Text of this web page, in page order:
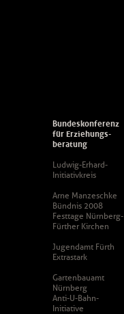
Bundeskonferenz
für Erziehungs-
beratung
Ludwig-Erhard-
Initiativkreis
Arne Manzeschke
Bündnis 2008
Festtage Nürnberg-
Fürther Kirchen
Jugendamt Fürth
Extrastark
Gartenbauamt
Nürnberg
Anti-U-Bahn-
Initiative